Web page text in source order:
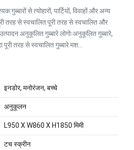
से त्योहारों, पार्टियों, विवाहों और अन्य
तरह से स्वचालित:पूरी तरह से स्वचालित और
अनुकूलित गुब्बारे लोगोःअनुकूलित गुब्बारे,
पूरी तरह से स्वचालित गुब्बारे मश...
इनडोर, मनोरंजन, बच्चे
अनुकूलन
L950 X W860 X H1850 मिमी
टच स्क्रीन